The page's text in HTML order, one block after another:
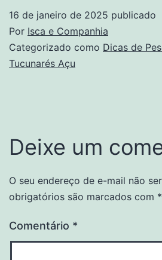
16 de janeiro de 2025 publicado
Por Isca e Companhia
Categorizado como Dicas de
Tucunarés Açu
Deixe um
O seu endereço de e-mail não
obrigatórios são marcados com *
Comentário *